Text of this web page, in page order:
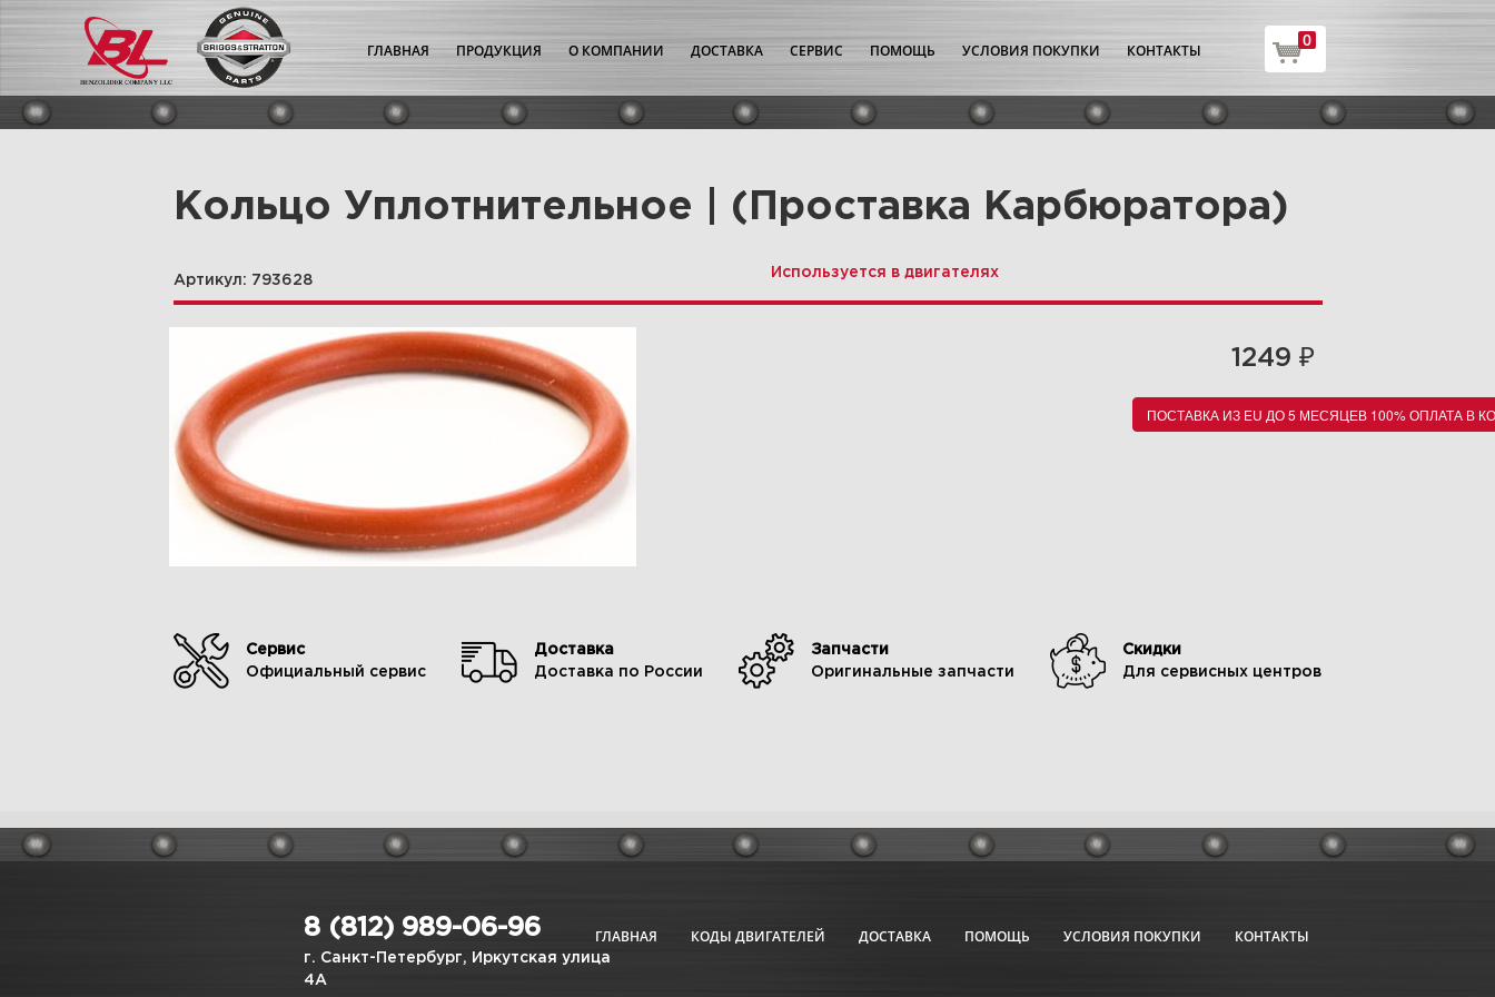
ГЛАВНАЯ ПРОДУКЦИЯ О КОМПАНИИ ДОСТАВКА СЕРВИС ПОМОЩЬ УСЛОВИЯ ПОКУПКИ КОНТАКТЫ
0
Кольцо Уплотнительное | (Проставка Карбюратора)
Артикул: 793628
Используется в двигателях
1249 ₽
ПОСТАВКА ИЗ EU ДО 5 МЕСЯЦЕВ 100% ОПЛАТА В
Сервис
Официальный сервис
Доставка
Доставка по России
Запчасти
Оригинальные запчасти
Скидки
Для сервисных центров
ГЛАВНАЯ КОДЫ ДВИГАТЕЛЕЙ ДОСТАВКА ПОМОЩЬ УСЛОВИЯ ПОКУПКИ КОНТАКТЫ
8 (812) 989-06-96
г. Санкт-Петербург, Иркутская улица
4А